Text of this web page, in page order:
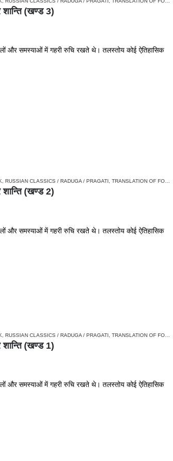
(खण्ड 3)
और समस्याओं में गहरी रुचि रखते थे। तलस्तोय कोई ऐतिहासिक
, RUSSIAN CLASSICS / RADUGA / PRAGATI , TRANSLATION OF FOREIGN ORIGIN
(खण्ड 2)
और समस्याओं में गहरी रुचि रखते थे। तलस्तोय कोई ऐतिहासिक
RUSSIAN CLASSICS / RADUGA / PRAGATI TRANSLATION OF FOREIGN ORIGIN
(खण्ड 1)
और समस्याओं में गहरी रुचि रखते थे। तलस्तोय कोई ऐतिहासिक